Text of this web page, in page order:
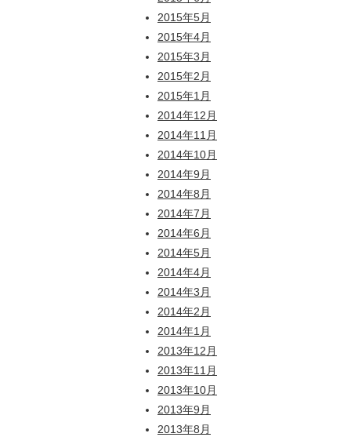
2015年5月
2015年4月
2015年3月
2015年2月
2015年1月
2014年12月
2014年11月
2014年10月
2014年9月
2014年8月
2014年7月
2014年6月
2014年5月
2014年4月
2014年3月
2014年2月
2014年1月
2013年12月
2013年11月
2013年10月
2013年9月
2013年8月